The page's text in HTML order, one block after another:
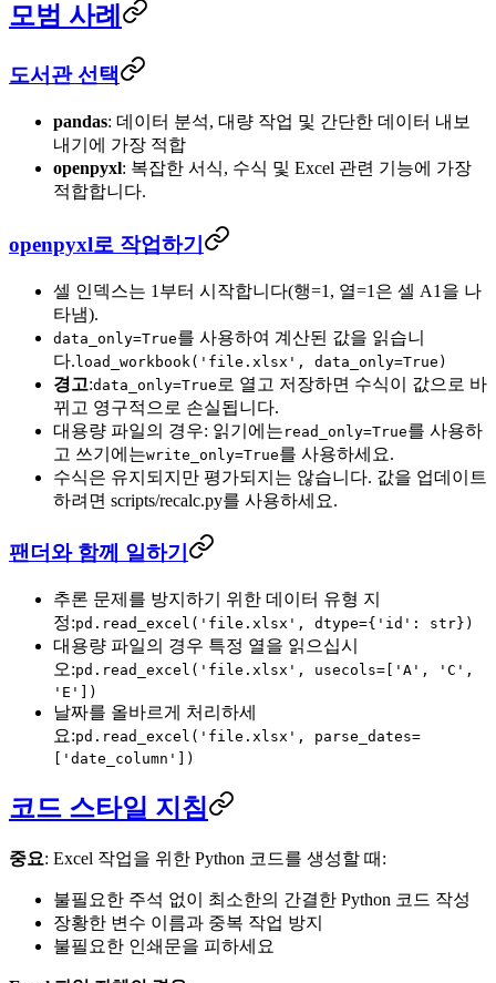
모범 사례
도서관 선택
pandas: 데이터 분석, 대량 작업 및 간단한 데이터 내보
내기에 가장 적합
openpyxl: 복잡한 서식, 수식 및 Excel 관련 기능에 가장
적합합니다.
openpyxl로 작업하기
셀 인덱스는 1부터 시작합니다(행=1, 열=1은 셀 A1을 나
타냄).
data_only=True를 사용하여 계산된 값을 읽습니
다.load_workbook('file.xlsx', data_only=True)
경고:data_only=True 로 열고 저장하면 수식이 값으로 바
뀌고 영구적으로 손실됩니다.
대용량 파일의 경우: 읽기에는 read_only=True를 사용하
고 쓰기에는write_only=True를 사용하세요.
수식은 유지되지만 평가되지는 않습니다. 값을 업데이트
하려면 scripts/recalc.py를 사용하세요.
팬더와 함께 일하기
추론 문제를 방지하기 위한 데이터 유형 지
정:pd.read_excel('file.xlsx', dtype={'id': str})
대용량 파일의 경우 특정 열을 읽으십시
오:pd.read_excel('file.xlsx', usecols=['A', 'C',
'E'])
날짜를 올바르게 처리하세
요:pd.read_excel('file.xlsx', parse_dates=
['date_column'])
코드 스타일 지침
중요: Excel 작업을 위한 Python 코드를 생성할 때:
불필요한 주석 없이 최소한의 간결한 Python 코드 작성
장황한 변수 이름과 중복 작업 방지
불필요한 인쇄문을 피하세요